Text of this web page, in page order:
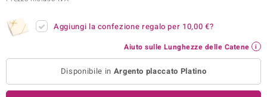
Aggiungi la confezione regalo per 10,00 €?
Aiuto sulle Lunghezze delle Catene
Disponibile in Argento placcato Platino